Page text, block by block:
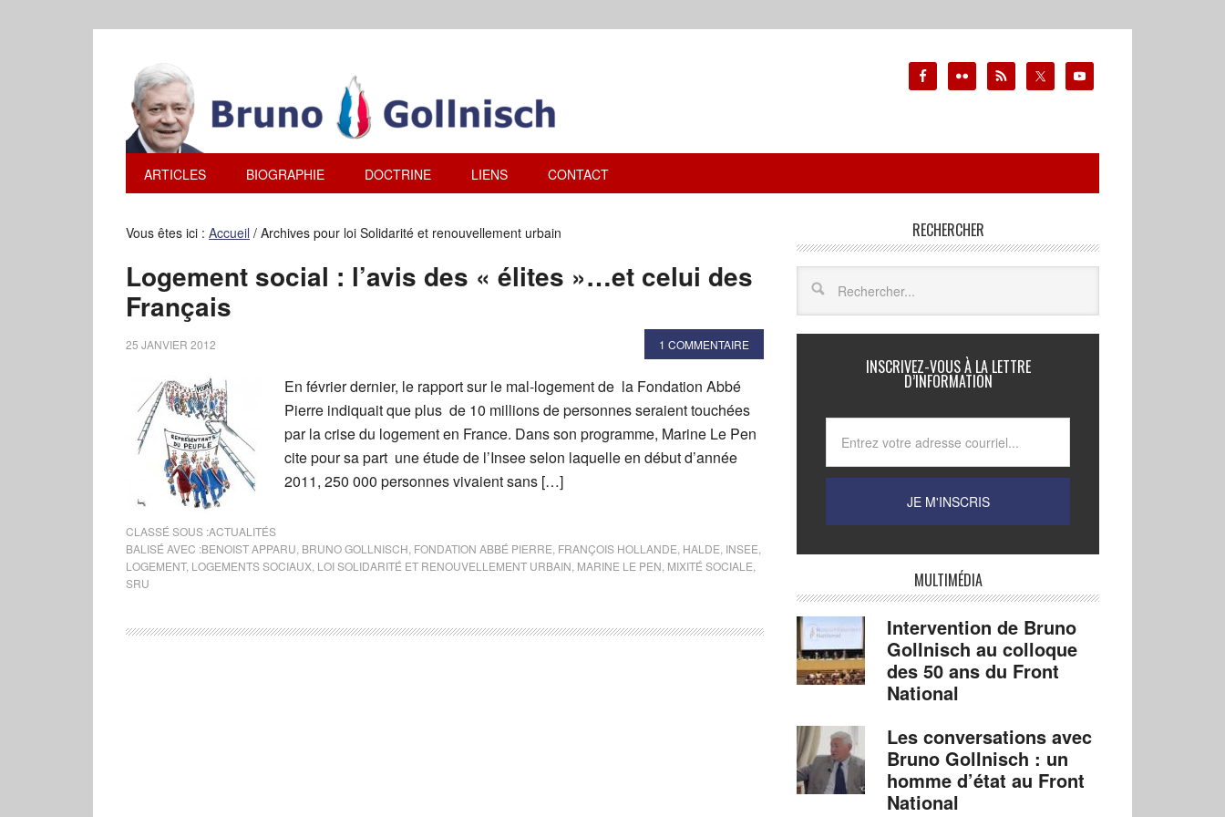
ARTICLES BIOGRAPHIE DOCTRINE LIENS CONTACT
Vous êtes ici : Accueil / Archives pour loi Solidarité et renouvellement urbain
Logement social : l’avis des « élites »…et celui des
Français
25 JANVIER 2012 1 COMMENTAIRE
En février dernier, le rapport sur le mal-logement de la Fondation Abbé
Pierre indiquait que plus de 10 millions de personnes seraient touchées
par la crise du logement en France. Dans son programme, Marine Le Pen
cite pour sa part une étude de l’Insee selon laquelle en début d’année
2011, 250 000 personnes vivaient sans […]
CLASSÉ SOUS :ACTUALITÉS
BALISÉ AVEC :BENOIST APPARU BRUNO GOLLNISCH FONDATION ABBÉ PIERRE FRANÇOIS HOLLANDE HALDE INSEE
LOGEMENT, LOGEMENTS SOCIAUX LOI SOLIDARITÉ ET RENOUVELLEMENT URBAIN MARINE LE PEN MIXITÉ SOCIALE
SRU
RECHERCHER
INSCRIVEZ-VOUS À LA LETTRE
D’INFORMATION
MULTIMÉDIA
Intervention de Bruno
Gollnisch au colloque
des 50 ans du Front
National
Les conversations avec
Bruno Gollnisch : un
homme d’état au Front
National